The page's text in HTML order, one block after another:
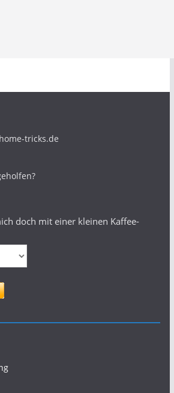
tricks.de
doch mit einer kleinen Kaffee-